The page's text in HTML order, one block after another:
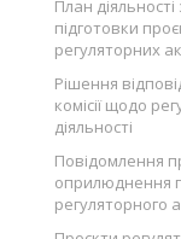
План діяльності
підготовки
регуляторних
Рішення
комісії щодо
діяльності
Повідомлення
оприлюднення
регуляторного